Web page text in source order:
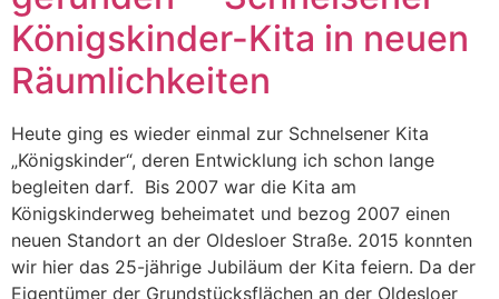
Königskinder-Kita in neuen
Räumlichkeiten
Heute ging es wieder einmal zur Schnelsener Kita
„Königskinder“, deren Entwicklung ich schon lange
begleiten darf. Bis 2007 war die Kita am
Königskinderweg beheimatet und bezog 2007 einen
neuen Standort an der Oldesloer Straße. 2015 konnten
wir hier das 25-jährige Jubiläum der Kita feiern. Da der
Eigentümer der Grundstücksflächen an der Oldesloer